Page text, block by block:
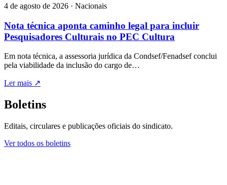
4 de agosto de 2026 · Nacionais
Nota técnica aponta caminho legal para incluir
Pesquisadores Culturais no PEC Cultura
Em nota técnica, a assessoria jurídica da Condsef/Fenadsef conclui
pela viabilidade da inclusão do cargo de…
Ler mais ↗
Boletins
Editais, circulares e publicações oficiais do sindicato.
Ver todos os boletins